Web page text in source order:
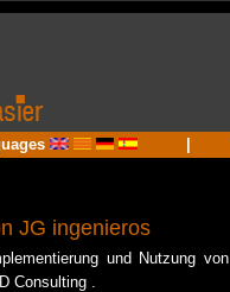
JG ingenieros
und Nutzung von
Consulting .